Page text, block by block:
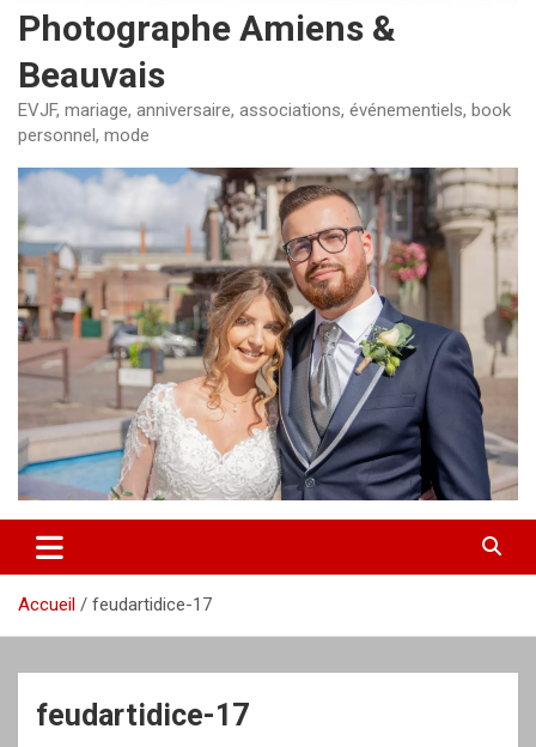
Photographe Amiens &
Beauvais
EVJF, mariage, anniversaire, associations, événementiels, book
personnel, mode
Accueil feudartidice-17
feudartidice-17